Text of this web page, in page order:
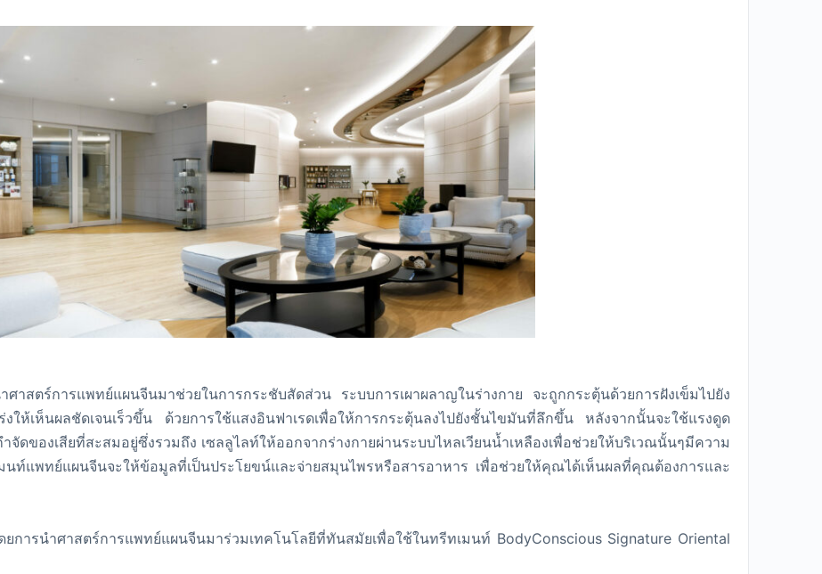
าสตร์การแพทย์แผนจีนมาช่วยในการกระชับสัดส่วน ระบบการเผาผลาญในร่างกาย จะถูกกระตุ้นด้วยการฝังเข็มไปยัง
ให้เห็นผลชัดเจนเร็วขึ้น ด้วยการใช้แสงอินฟาเรดเพื่อให้การกระตุ้นลงไปยังชั้นไขมันที่ลึกขึ้น หลังจากนั้นจะใช้แรงดูด
ดของเสียที่สะสมอยู่ซึ่งรวมถึง เซลลูไลท์ให้ออกจากร่างกายผ่านระบบไหลเวียนน้ำเหลืองเพื่อช่วยให้บริเวณนั้นๆมีความ
ท์แพทย์แผนจีนจะให้ข้อมูลที่เป็นประโยขน์และจ่ายสมุนไพรหรือสารอาหาร เพื่อช่วยให้คุณได้เห็นผลที่คุณต้องการและ
การนำศาสตร์การแพทย์แผนจีนมาร่วมเทคโนโลยีที่ทันสมัยเพื่อใช้ในทรีทเมนท์ BodyConscious Signature Oriental